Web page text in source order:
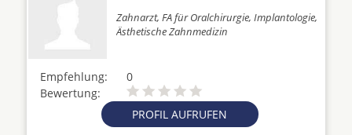
Zahnarzt, FA für Oralchirurgie, Implantologie,
Ästhetische Zahnmedizin
Empfehlung:
0
Bewertung:
PROFIL AUFRUFEN